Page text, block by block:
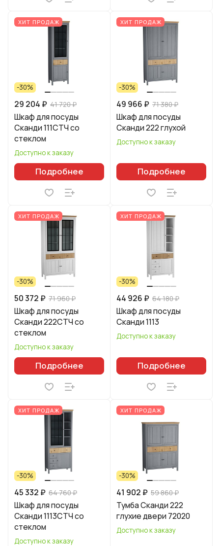
ХИТ ПРОДАЖ
-30%
29 204 ₽ 41 720 ₽
Шкаф для посуды
Сканди 111СТЧ со
стеклом
Доступно к заказу
Подробнее
ХИТ ПРОДАЖ
-30%
49 966 ₽ 71 380 ₽
Шкаф для посуды
Сканди 222 глухой
Доступно к заказу
Подробнее
ХИТ ПРОДАЖ
-30%
50 372 ₽ 71 960 ₽
Шкаф для посуды
Сканди 222СТЧ со
стеклом
Доступно к заказу
Подробнее
ХИТ ПРОДАЖ
-30%
44 926 ₽ 64 180 ₽
Шкаф для посуды
Сканди 1113
Доступно к заказу
Подробнее
ХИТ ПРОДАЖ
-30%
45 332 ₽ 64 760 ₽
Шкаф для посуды
Сканди 1113СТЧ со
стеклом
Доступно к заказу
ХИТ ПРОДАЖ
-30%
41 902 ₽ 59 860 ₽
Тумба Сканди 222
глухие двери 72020
Доступно к заказу